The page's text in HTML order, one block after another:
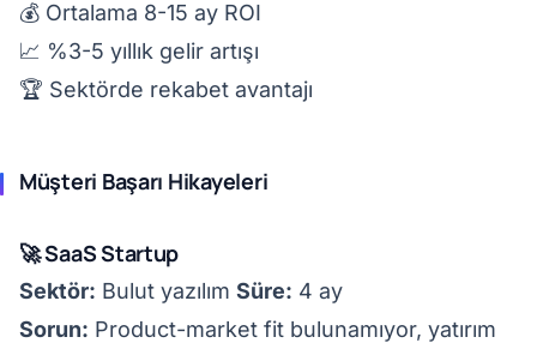
💰 Ortalama 8-15 ay ROI
📈 %3-5 yıllık gelir artışı
🏆 Sektörde rekabet avantajı
Müşteri Başarı Hikayeleri
🚀 SaaS Startup
Sektör: Bulut yazılım Süre: 4 ay
Sorun: Product-market fit bulunamıyor, yatırım